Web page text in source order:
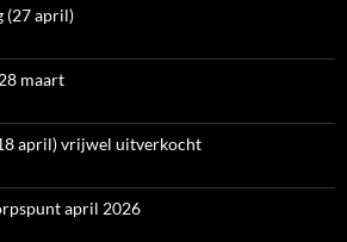
(27 april)
maart
april) vrijwel uitverkocht
april 2026